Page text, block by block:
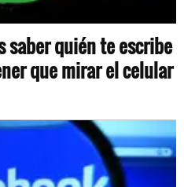
saber quién te escribe
que mirar el celular